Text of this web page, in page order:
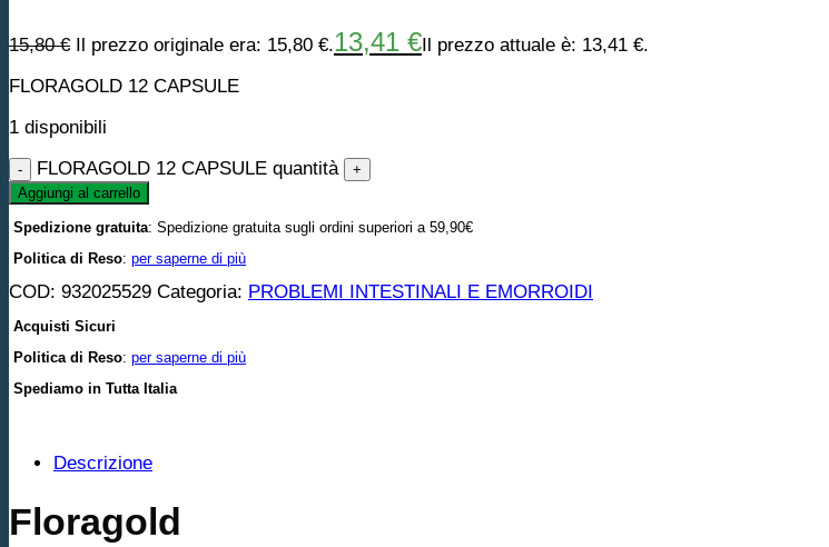
15,80€ Il prezzo originale era: 15,80 €.13,41 €Il prezzo attuale è: 13,41 €.
FLORAGOLD 12 CAPSULE
1 disponibili
FLORAGOLD 12 CAPSULE quantità
Aggiungi al carrello
Spedizione gratuita: Spedizione gratuita sugli ordini superiori a 59,90€
Politica di Reso: per saperne di più
COD: 932025529 Categoria: PROBLEMI INTESTINALI E EMORROIDI
Acquisti Sicuri
Politica di Reso: per saperne di più
Spediamo in Tutta Italia
Descrizione
Floragold